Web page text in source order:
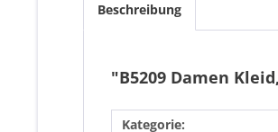
Beschreibung
"B5209 Damen
Kategorie: